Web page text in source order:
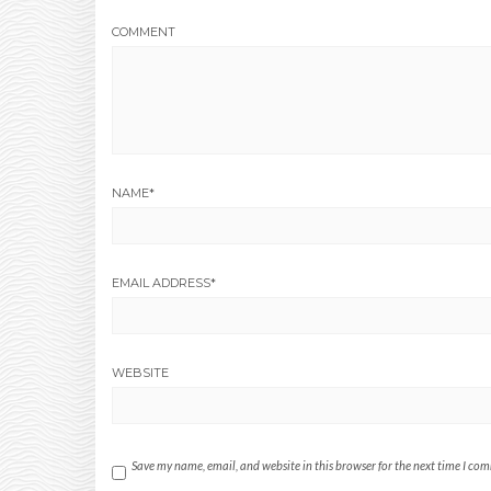
COMMENT
NAME*
EMAIL ADDRESS*
WEBSITE
Save my name, email, and website in this browser for the next time I